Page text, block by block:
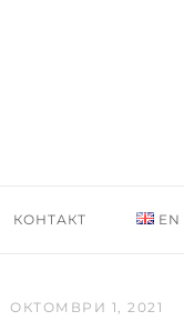
КОНТАКТ EN
ОКТОМВРИ 1, 2021